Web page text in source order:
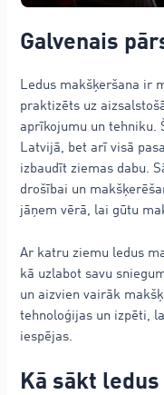
Galvenais
Ledus makšķeršana ir
praktizēts uz
aprīkojumu un tehniku.
Latvijā, bet arī visā
izbaudīt ziemas dabu.
drošībai un
jāņem vērā, lai gūtu
Ar katru ziemu ledus
kā uzlabot savu
un aizvien vairāk
tehnoloģijas un izpēti,
iespējas.
Kā sākt